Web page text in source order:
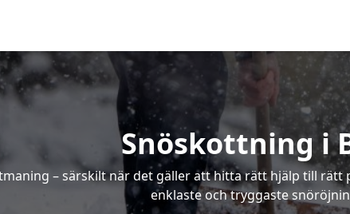
Snöskottning i
– särskilt när det gäller att hitta rätt hjälp till
enklaste och tryggaste